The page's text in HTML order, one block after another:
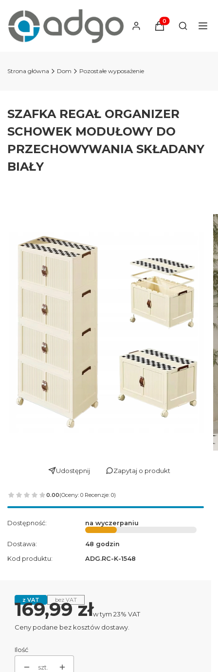
Produkty w
Otwórz
Strona główna Dom Pozostałe wyposażenie
SZAFKA REGAŁ ORGANIZER
SCHOWEK MODUŁOWY DO
PRZECHOWYWANIA SKŁADANY
BIAŁY
Udostępnij Zapytaj o produkt
0.00(Oceny: 0 Recenzje: 0)
Dostępność: na wyczerpaniu
Dostawa:
48 godzin
Kod produktu:
ADG.RC-K-1548
z VAT bez VAT
Cena
169,99 złw tym 23% VAT
w tym 23% VAT
Ceny podane bez kosztów dostawy.
Ilość
szt.